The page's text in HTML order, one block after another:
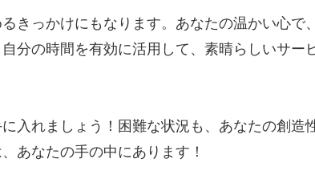
っかけにもなります。あなたの温かい心で
分の時間を有効に活用して、素晴らしいサー
れましょう！困難な状況も、あなたの創造
あなたの手の中にあります！